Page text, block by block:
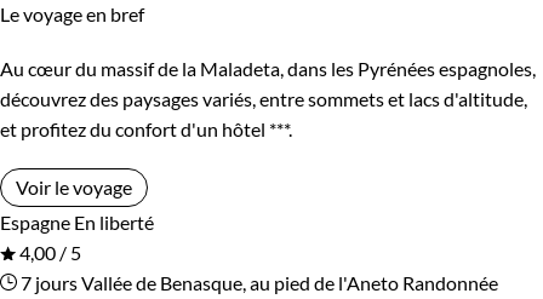
Le voyage en bref
Au cœur du massif de la Maladeta, dans les Pyrénées espagnoles,
découvrez des paysages variés, entre sommets et lacs d'altitude,
et profitez du confort d'un hôtel ***.
Voir le voyage
Espagne En liberté
4,00 / 5
7 joursVallée de Benasque, au pied de l'Aneto Randonnée